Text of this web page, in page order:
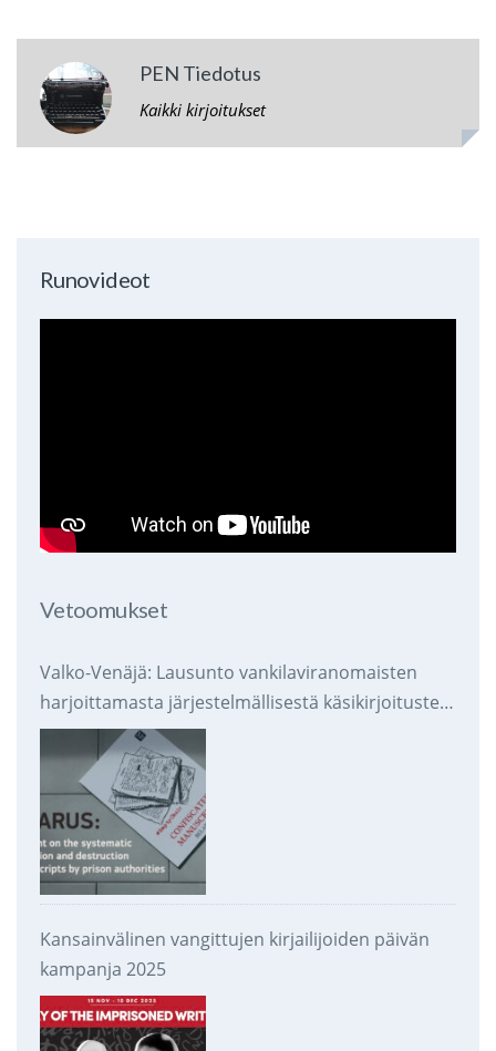
PEN Tiedotus
Kaikki kirjoitukset
Runovideot
Vetoomukset
Valko-Venäjä: Lausunto vankilaviranomaisten
harjoittamasta järjestelmällisestä käsikirjoitusten
takavarikoinnista ja tuhoamisesta
Kansainvälinen vangittujen kirjailijoiden päivän
kampanja 2025